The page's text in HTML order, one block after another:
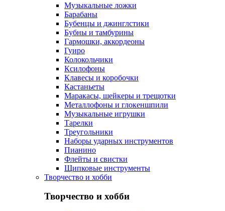
Музыкальные ложки
Барабаны
Бубенцы и джинглстики
Бубны и тамбурины
Гармошки, аккордеоны
Гуиро
Колокольчики
Ксилофоны
Клавесы и коробочки
Кастаньеты
Маракасы, шейкеры и трещотки
Металлофоны и глокеншпили
Музыкальные игрушки
Тарелки
Треугольники
Наборы ударных инструментов
Пианино
Флейты и свистки
Щипковые инструменты
Творчество и хобби
Творчество и хобби